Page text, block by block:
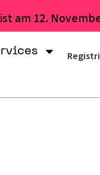
am 12.